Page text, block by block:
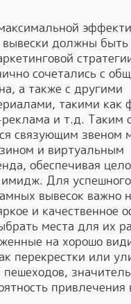
должны быть
сочетались с
а также с другими
такими как
и т.д. Таким
связующим звеном
и виртуальным
обеспечивая
Для успешного
вывесок важно
и качественное
места для их
на хорошо
перекрестки или
привлечения